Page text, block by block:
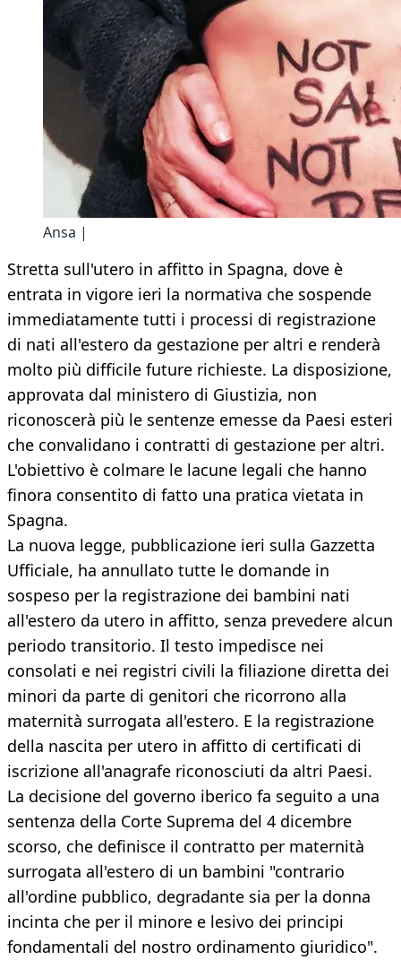
Ansa |
Stretta sull'utero in affitto in Spagna, dove è
entrata in vigore ieri la normativa che sospende
immediatamente tutti i processi di registrazione
di nati all'estero da gestazione per altri e renderà
molto più difficile future richieste. La disposizione,
approvata dal ministero di Giustizia, non
riconoscerà più le sentenze emesse da Paesi esteri
che convalidano i contratti di gestazione per altri.
L'obiettivo è colmare le lacune legali che hanno
finora consentito di fatto una pratica vietata in
Spagna.
La nuova legge, pubblicazione ieri sulla Gazzetta
Ufficiale, ha annullato tutte le domande in
sospeso per la registrazione dei bambini nati
all'estero da utero in affitto, senza prevedere alcun
periodo transitorio. Il testo impedisce nei
consolati e nei registri civili la filiazione diretta dei
minori da parte di genitori che ricorrono alla
maternità surrogata all'estero. E la registrazione
della nascita per utero in affitto di certificati di
iscrizione all'anagrafe riconosciuti da altri Paesi.
La decisione del governo iberico fa seguito a una
sentenza della Corte Suprema del 4 dicembre
scorso, che definisce il contratto per maternità
surrogata all'estero di un bambini "contrario
all'ordine pubblico, degradante sia per la donna
incinta che per il minore e lesivo dei principi
fondamentali del nostro ordinamento giuridico".